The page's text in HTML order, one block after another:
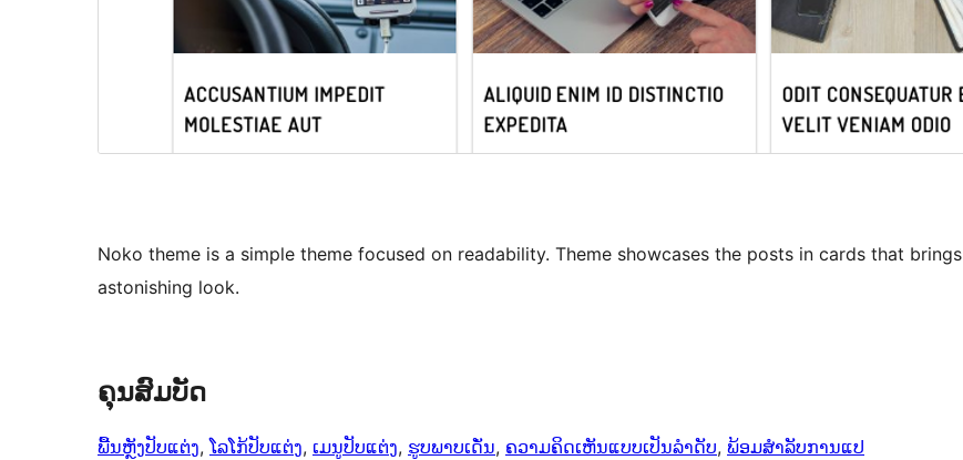
Noko theme is a simple theme focused on readability. Theme showcases the posts in cards that brings
astonishing look.
ຄຸນສົມບັດ
ພື້ນຫຼັງປັບແຕ່ງ, ໂລໂກ້ປັບແຕ່ງ, ເມນູປັບແຕ່ງ, ຮູບພາບເດັ່ນ, ຄວາມຄິດເຫັນແບບເປັນລຳດັບ, ພ້ອມສຳລັບການແປ